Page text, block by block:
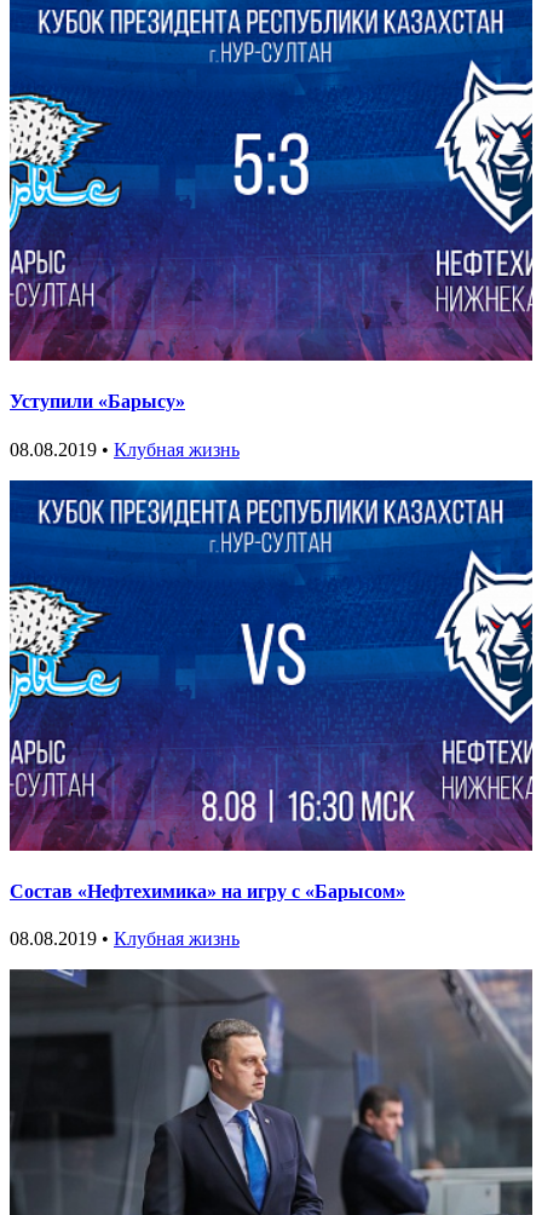
Уступили «Барысу»
08.08.2019 • Клубная жизнь
Состав «Нефтехимика» на игру с «Барысом»
08.08.2019 • Клубная жизнь